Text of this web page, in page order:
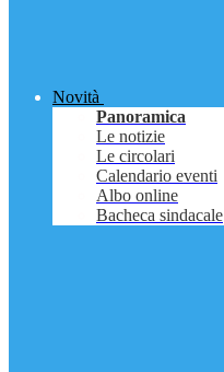
Novità
Panoramica
Le notizie
Le circolari
Calendario eventi
Albo online
Bacheca sindacale